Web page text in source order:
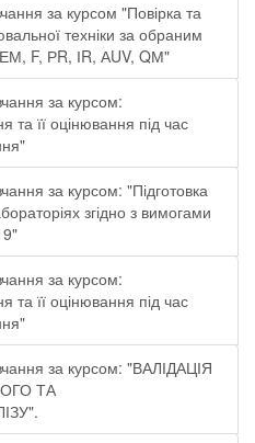
за курсом "Повірка та
техніки за обраним
F, РR, ІR, АUV, QМ"
за курсом:
та її оцінювання під час
за курсом: "Підготовка
згідно з вимогами
за курсом:
та її оцінювання під час
за курсом: "ВАЛІДАЦІЯ
ТА